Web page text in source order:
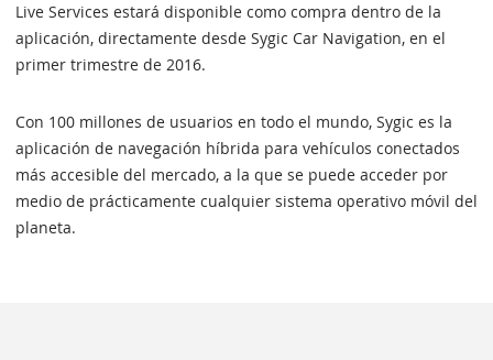
Live Services estará disponible como compra dentro de la
aplicación, directamente desde Sygic Car Navigation, en el
primer trimestre de 2016.
Con 100 millones de usuarios en todo el mundo, Sygic es la
aplicación de navegación híbrida para vehículos conectados
más accesible del mercado, a la que se puede acceder por
medio de prácticamente cualquier sistema operativo móvil del
planeta.